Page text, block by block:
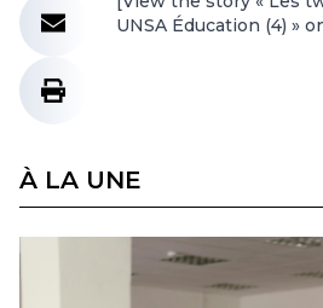
UNSA Éducation (4) »
À LA UNE